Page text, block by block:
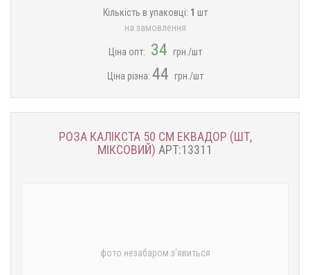
Кількість в упаковці: 1 шт
на замовлення
Ціна опт: 34 грн./шт
Ціна різна: 44 грн./шт
РОЗА КАЛІКСТА 50 СМ ЕКВАДОР (ШТ,
МІКСОВИЙ) АРТ:13311
фото незабаром з'явиться